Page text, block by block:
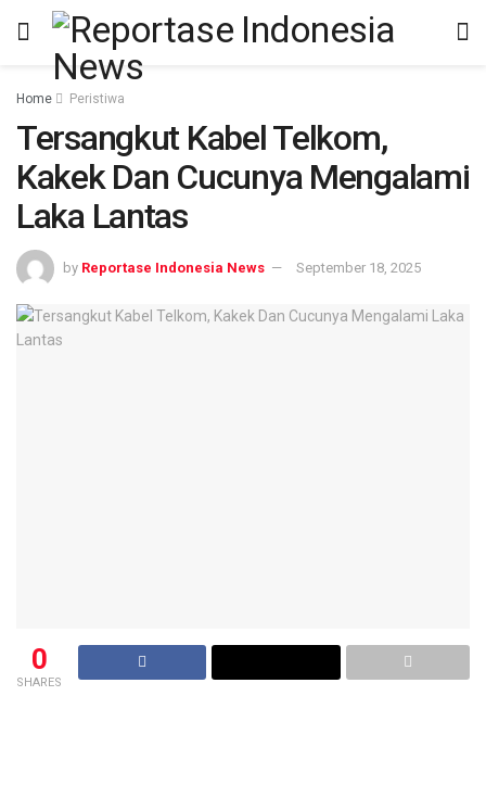
Home Peristiwa
Tersangkut Kabel Telkom,
Kakek Dan Cucunya Mengalami
Laka Lantas
by Reportase Indonesia News September 18, 2025
0
SHARES